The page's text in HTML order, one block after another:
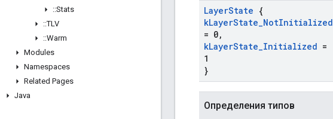
::Stats
::TLV
::Warm
Modules
Namespaces
Related Pages
Java
LayerState {
kLayerState_NotInitialized
= 0,
kLayerState_Initialized =
1
}
Определения типов